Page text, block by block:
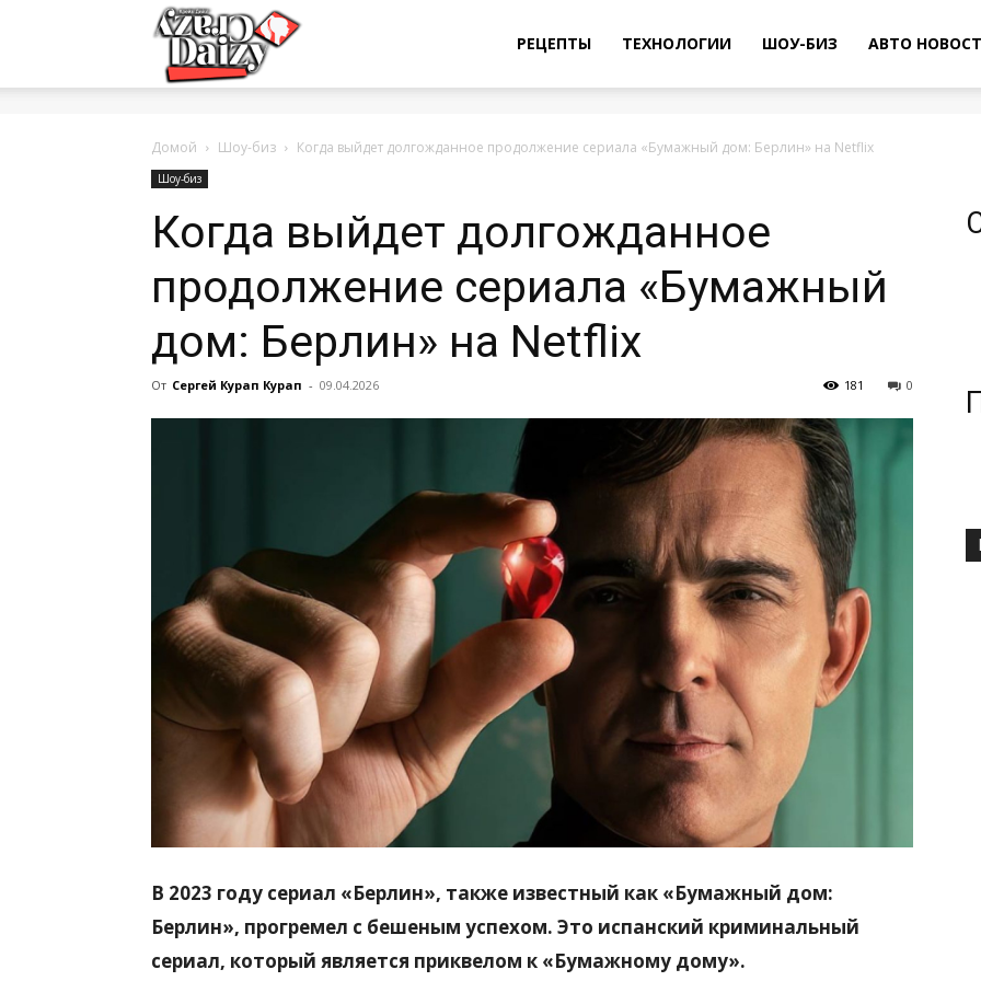
сумашедшие
новости
РЕЦЕПТЫ ТЕХНОЛОГИИ ШОУ-БИЗ АВТО
Домой Шоу-биз Когда выйдет долгожданное продолжение сериала «Бумажный дом: Берлин» на Netflix
Шоу-биз
Когда выйдет долгожданное
продолжение сериала «Бумажный
дом: Берлин» на Netflix
От Сергей Курап Курап - 09.04.2026 0
181
В 2023 году сериал «Берлин», также известный как «Бумажный дом:
Берлин», прогремел с бешеным успехом. Это испанский криминальный
сериал, который является приквелом к «Бумажному дому».